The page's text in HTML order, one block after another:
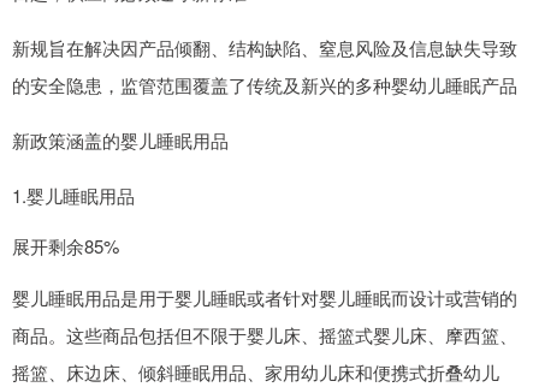
新规旨在解决因产品倾翻、结构缺陷、窒息风险及信息缺失导致
的安全隐患，监管范围覆盖了传统及新兴的多种婴幼儿睡眠产品
新政策涵盖的婴儿睡眠用品
1.婴儿睡眠用品
展开剩余85%
婴儿睡眠用品是用于婴儿睡眠或者针对婴儿睡眠而设计或营销的
商品。这些商品包括但不限于婴儿床、摇篮式婴儿床、摩西篮、
摇篮、床边床、倾斜睡眠用品、家用幼儿床和便携式折叠幼儿